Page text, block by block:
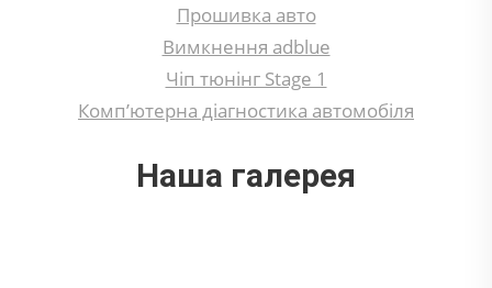
Прошивка авто
Вимкнення adblue
Чіп тюнінг Stage 1
Комп’ютерна діагностика автомобіля
Наша галерея